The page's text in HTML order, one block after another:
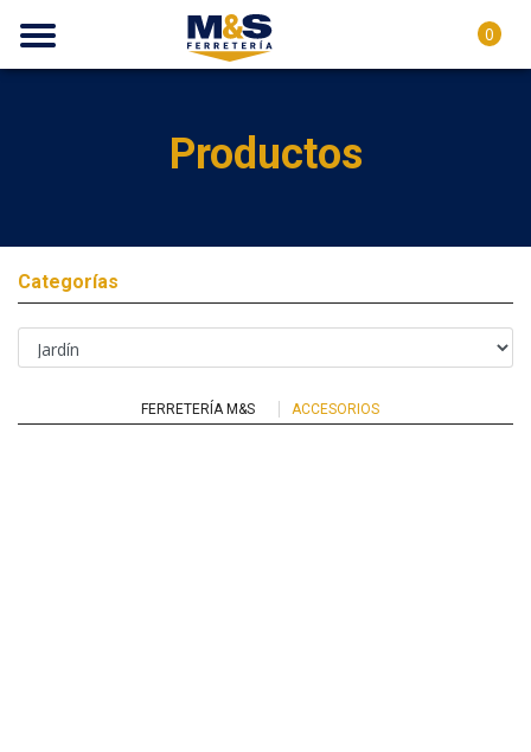
0
Productos
Categorías
FERRETERÍA M&S ACCESORIOS